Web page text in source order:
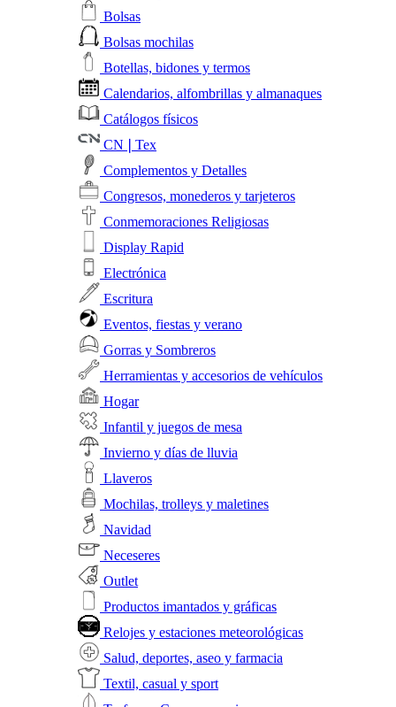
Bolsas
Bolsas mochilas
Botellas, bidones y termos
Calendarios, alfombrillas y almanaques
Catálogos físicos
CN❘Tex
Complementos y Detalles
Congresos, monederos y tarjeteros
Conmemoraciones Religiosas
Display Rapid
Electrónica
Escritura
Eventos, fiestas y verano
Gorras y Sombreros
Herramientas y accesorios de vehículos
Hogar
Infantil y juegos de mesa
Invierno y días de lluvia
Llaveros
Mochilas, trolleys y maletines
Navidad
Neceseres
Outlet
Productos imantados y gráficas
Relojes y estaciones meteorológicas
Salud, deportes, aseo y farmacia
Textil, casual y sport